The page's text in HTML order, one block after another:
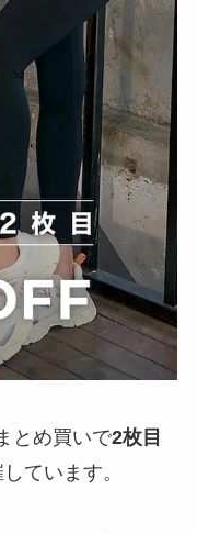
とめ買いで2枚目
ています。